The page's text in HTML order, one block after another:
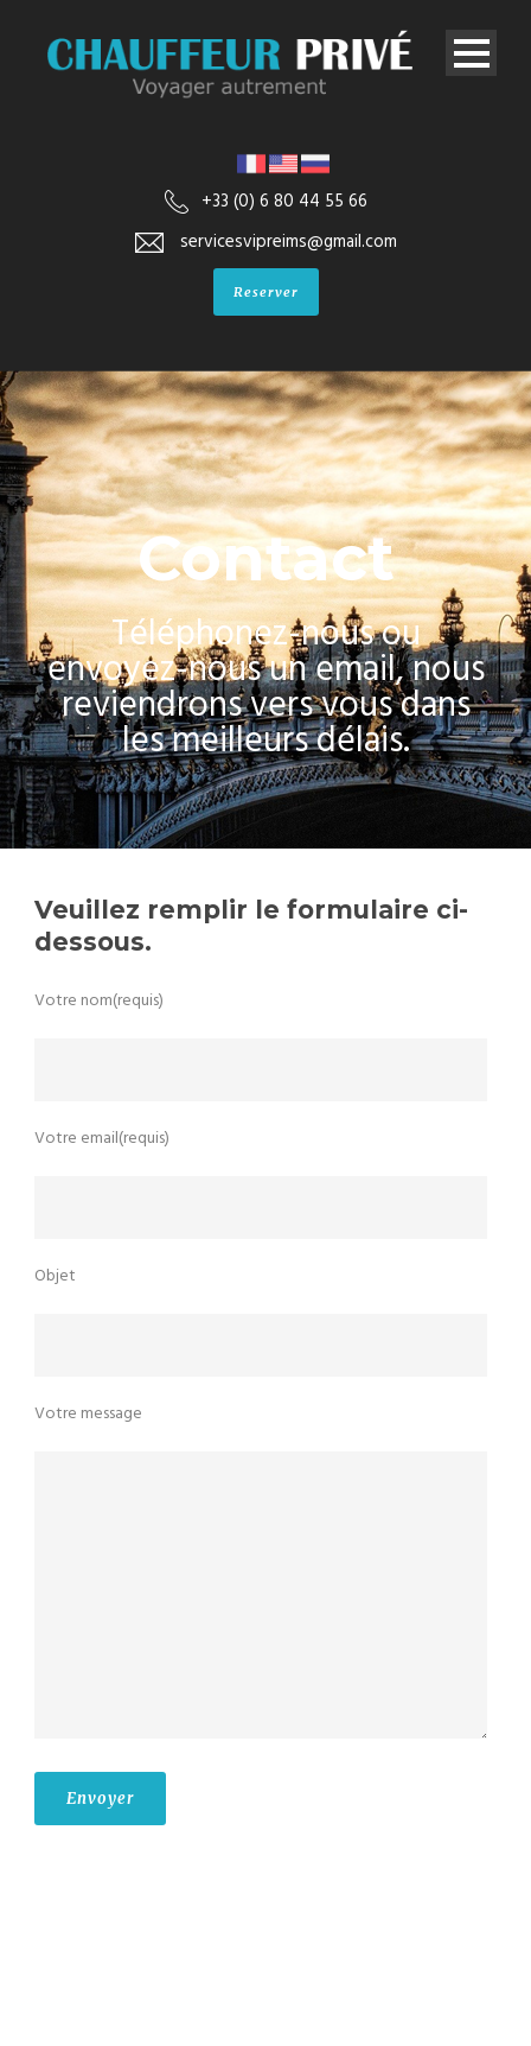
+33 (0) 6 80 44 55 66
servicesvipreims@gmail.com
Reserver
Contact
Téléphonez-nous ou
envoyez-nous un email, nous
reviendrons vers vous dans
les meilleurs délais.
Veuillez remplir le formulaire ci-
dessous.
Votre nom(requis)
Votre email(requis)
Objet
Votre message